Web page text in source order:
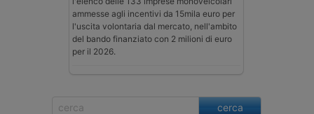
ammesse agli incentivi da 15mila euro per
l'uscita volontaria dal mercato, nell'ambito
del bando finanziato con 2 milioni di euro
per il 2026.
cerca